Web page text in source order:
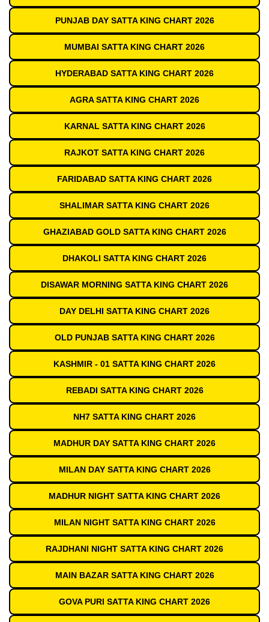
PUNJAB DAY SATTA KING CHART 2026
MUMBAI SATTA KING CHART 2026
HYDERABAD SATTA KING CHART 2026
AGRA SATTA KING CHART 2026
KARNAL SATTA KING CHART 2026
RAJKOT SATTA KING CHART 2026
FARIDABAD SATTA KING CHART 2026
SHALIMAR SATTA KING CHART 2026
GHAZIABAD GOLD SATTA KING CHART 2026
DHAKOLI SATTA KING CHART 2026
DISAWAR MORNING SATTA KING CHART 2026
DAY DELHI SATTA KING CHART 2026
OLD PUNJAB SATTA KING CHART 2026
KASHMIR - 01 SATTA KING CHART 2026
REBADI SATTA KING CHART 2026
NH7 SATTA KING CHART 2026
MADHUR DAY SATTA KING CHART 2026
MILAN DAY SATTA KING CHART 2026
MADHUR NIGHT SATTA KING CHART 2026
MILAN NIGHT SATTA KING CHART 2026
RAJDHANI NIGHT SATTA KING CHART 2026
MAIN BAZAR SATTA KING CHART 2026
GOVA PURI SATTA KING CHART 2026